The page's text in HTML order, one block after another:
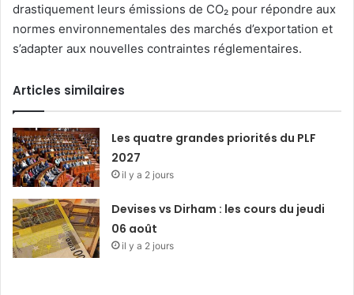
drastiquement leurs émissions de CO₂ pour répondre aux
normes environnementales des marchés d’exportation et
s’adapter aux nouvelles contraintes réglementaires.
Articles similaires
Les quatre grandes priorités du PLF
2027
il y a 2 jours
Devises vs Dirham : les cours du jeudi
06 août
il y a 2 jours